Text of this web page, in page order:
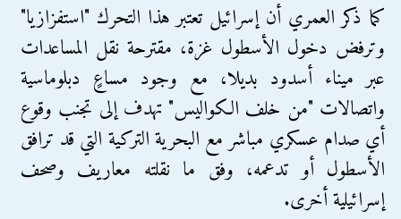
كما ذكر العمري أن إسرائيل تعتبر هذا التحرك "استفزازيا"
وترفض دخول الأسطول غزة، مقترحة نقل المساعدات
عبر ميناء أسدود بديلا، مع وجود مساعٍ دبلوماسية
واتصالات "من خلف الكواليس" تهدف إلى تجنب وقوع
أي صدام عسكري مباشر مع البحرية التركية التي قد ترافق
الأسطول أو تدعمه، وفق ما نقلته معاريف وصحف
إسرائيلية أخرى.